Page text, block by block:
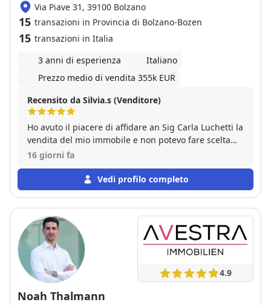
Via Piave 31, 39100 Bolzano
15 transazioni in Provincia di Bolzano-Bozen
15 transazioni in Italia
3 anni di esperienza
Italiano
Prezzo medio di vendita 355k EUR
Recensito da Silvia.s (Venditore)
Ho avuto il piacere di affidare an Sig Carla Luchetti la
vendita del mio immobile e non potevo fare scelta
migliore. È una professionista estremamente
sempre gentile La raccomando di cuore a chiunque
debba vendere o comprare casa!
16 giorni fa
Vedi profilo completo
4.9
Noah Thalmann